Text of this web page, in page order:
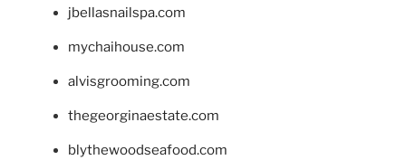
jbellasnailspa.com
mychaihouse.com
alvisgrooming.com
thegeorginaestate.com
blythewoodseafood.com